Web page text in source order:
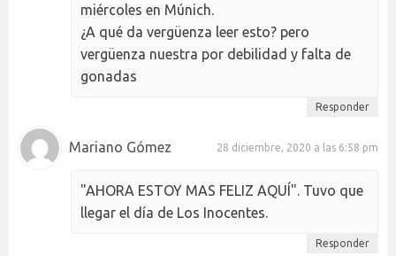
miércoles en Múnich.
¿A qué da vergüenza leer esto? pero
vergüenza nuestra por debilidad y falta de
gonadas
Responder
Mariano Gómez 28 diciembre, 2020 a las 6:58 pm
"AHORA ESTOY MAS FELIZ AQUÍ". Tuvo que
llegar el día de Los Inocentes.
Responder